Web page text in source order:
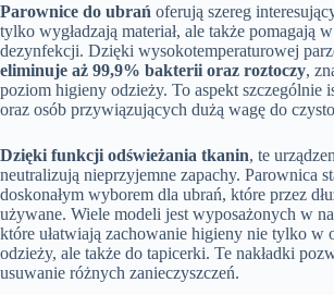
Parownice do ubrań oferują szereg
tylko wygładzają materiał, ale także pomagają
dezynfekcji. Dzięki wysokotemperaturowej
eliminuje aż 99,9% bakterii oraz roztoczy,
poziom higieny odzieży. To aspekt szczególnie
oraz osób przywiązujących dużą wagę do
Dzięki funkcji odświeżania tkanin, te
neutralizują nieprzyjemne zapachy. Parownica
doskonałym wyborem dla ubrań, które przez
używane. Wiele modeli jest wyposażonych w
które ułatwiają zachowanie higieny nie tylko w
odzieży, ale także do tapicerki. Te nakładki
usuwanie różnych zanieczyszczeń.